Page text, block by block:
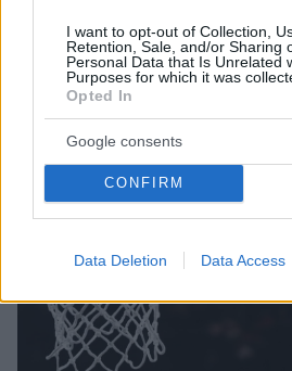
I want to opt-out of Collection,
Retention, Sale, and/or Sharing
Personal Data that Is Unrelated
Purposes for which it was
Opted In
Google consents
CONFIRM
Data Deletion Data Access
Ντόντα Χολ και Τάισον Γουόρντ
βαθμολόγησαν παραδοσιακά
Τα δύο νέα μεταγραφικά
Ολυμπιακού πρωταγωνίστησαν
Euroleague, όπου δοκίμασαν με
23.09.2025, 20:43